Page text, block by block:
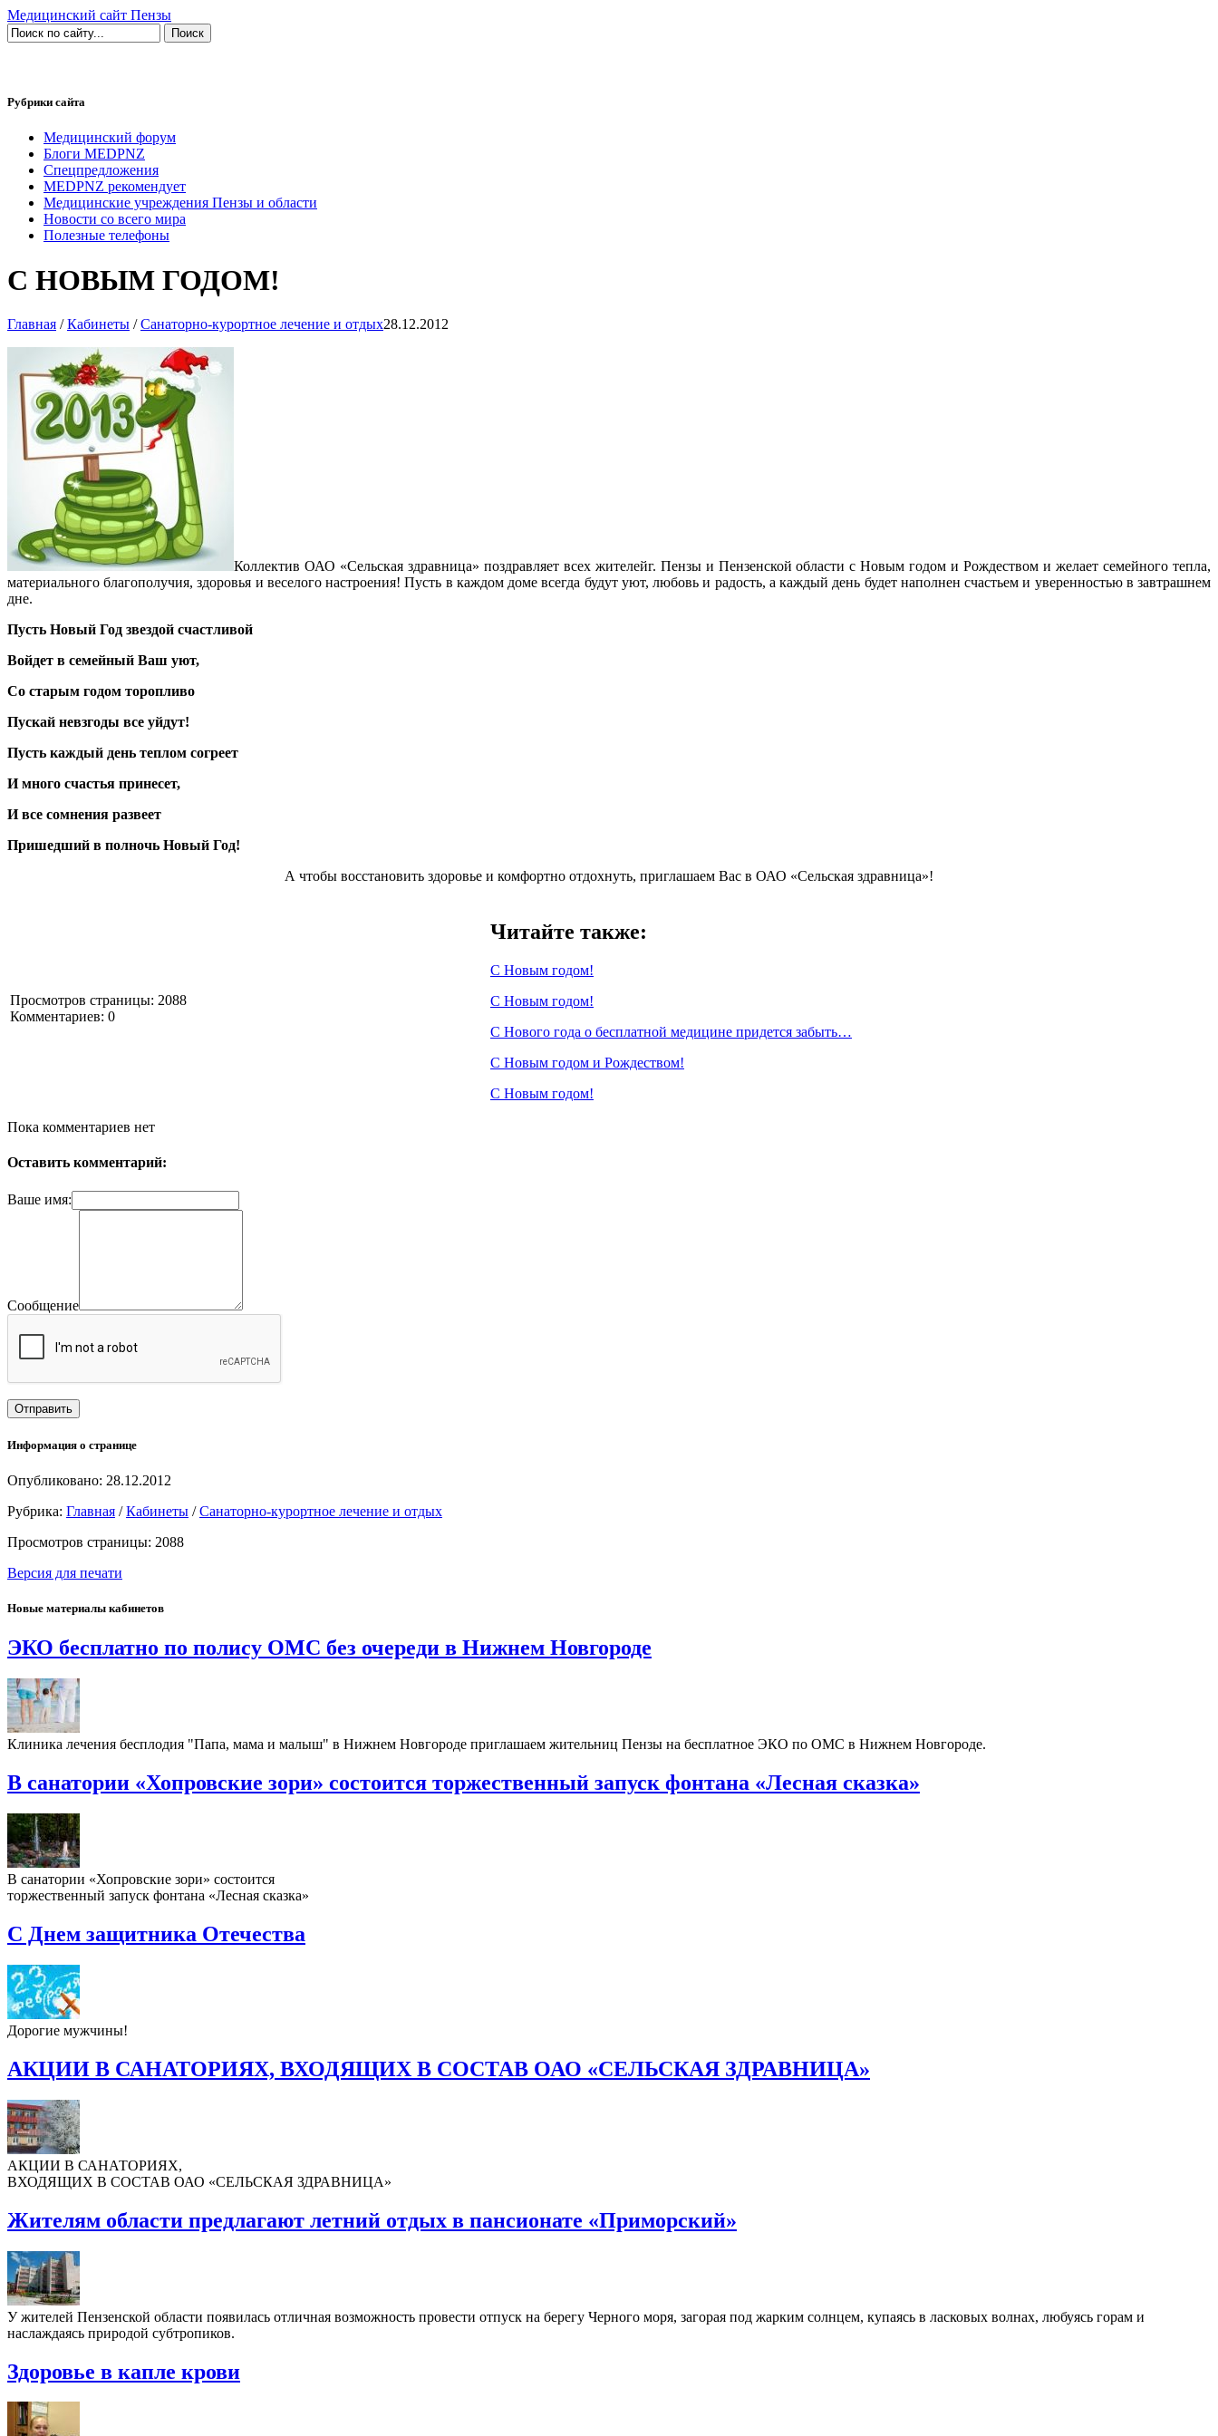
Медицинский сайт Пензы
Рубрики сайта
Медицинский форум
Блоги MEDPNZ
Спецпредложения
MEDPNZ рекомендует
Медицинские учреждения Пензы и области
Новости со всего мира
Полезные телефоны
С НОВЫМ ГОДОМ!
Главная /Кабинеты /Санаторно-курортное лечение и отдых28.12.2012
Коллектив ОАО «Сельская здравница» поздравляет всех жителейг. Пензы и Пензенской области с Новым годом и Рождеством и желает семейного тепла,
материального благополучия, здоровья и веселого настроения! Пусть в каждом доме всегда будут уют, любовь и радость, а каждый день будет наполнен счастьем и уверенностью в завтрашнем
дне.
Пусть Новый Год звездой счастливой
Войдет в семейный Ваш уют,
Со старым годом торопливо
Пускай невзгоды все уйдут!
Пусть каждый день теплом согреет
И много счастья принесет,
И все сомнения развеет
Пришедший в полночь Новый Год!
А чтобы восстановить здоровье и комфортно отдохнуть, приглашаем Вас в ОАО «Сельская здравница»!
Просмотров страницы: 2088
Комментариев: 0
Читайте также:
С Новым годом!
С Новым годом!
С Нового года о бесплатной медицине придется забыть…
С Новым годом и Рождеством!
С Новым годом!
Пока комментариев нет
Оставить комментарий:
Ваше имя:
Сообщение
Информация о странице
Опубликовано: 28.12.2012
Рубрика: Главная /Кабинеты /Санаторно-курортное лечение и отдых
Просмотров страницы: 2088
Версия для печати
Новые материалы кабинетов
ЭКО бесплатно по полису ОМС без очереди в Нижнем Новгороде
Клиника лечения бесплодия "Папа, мама и малыш" в Нижнем Новгороде приглашаем жительниц Пензы на бесплатное ЭКО по ОМС в Нижнем Новгороде.
В санатории «Хопровские зори» состоится торжественный запуск фонтана «Лесная сказка»
В санатории «Хопровские зори» состоится
торжественный запуск фонтана «Лесная сказка»
С Днем защитника Отечества
Дорогие мужчины!
АКЦИИ В САНАТОРИЯХ, ВХОДЯЩИХ В СОСТАВ ОАО «СЕЛЬСКАЯ ЗДРАВНИЦА»
АКЦИИ В САНАТОРИЯХ,
ВХОДЯЩИХ В СОСТАВ ОАО «СЕЛЬСКАЯ ЗДРАВНИЦА»
Жителям области предлагают летний отдых в пансионате «Приморский»
У жителей Пензенской области появилась отличная возможность провести отпуск на берегу Черного моря, загорая под жарким солнцем, купаясь в ласковых волнах, любуясь горам и
наслаждаясь природой субтропиков.
Здоровье в капле крови